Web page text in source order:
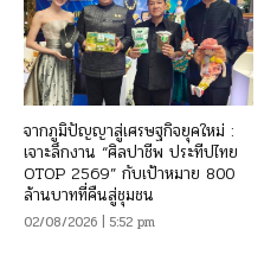
จากภูมิปัญญาสู่เศรษฐกิจยุคใหม่ :
เจาะลึกงาน “ศิลปาชีพ ประทีปไทย
OTOP 2569” กับเป้าหมาย 800
ล้านบาทที่คืนสู่ชุมชน
02/08/2026 | 5:52 pm